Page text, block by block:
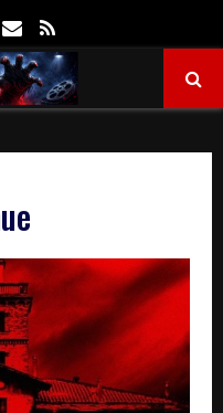
Youtube
Email